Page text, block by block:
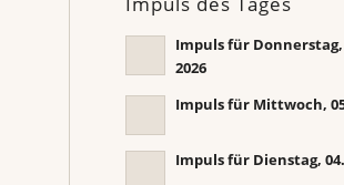
Impuls für
2026
Impuls für Mittwoch,
Impuls für Dienstag,